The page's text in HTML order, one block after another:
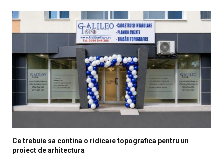
Ce trebuie sa contina o ridicare topografica pentru un
proiect de arhitectura